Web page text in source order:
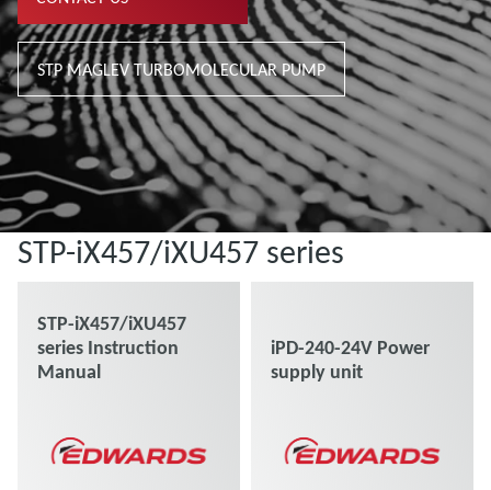
STP MAGLEV TURBOMOLECULAR PUMP
STP-iX457/iXU457 series
STP-iX457/iXU457
series Instruction
Manual
iPD-240-24V Power
supply unit